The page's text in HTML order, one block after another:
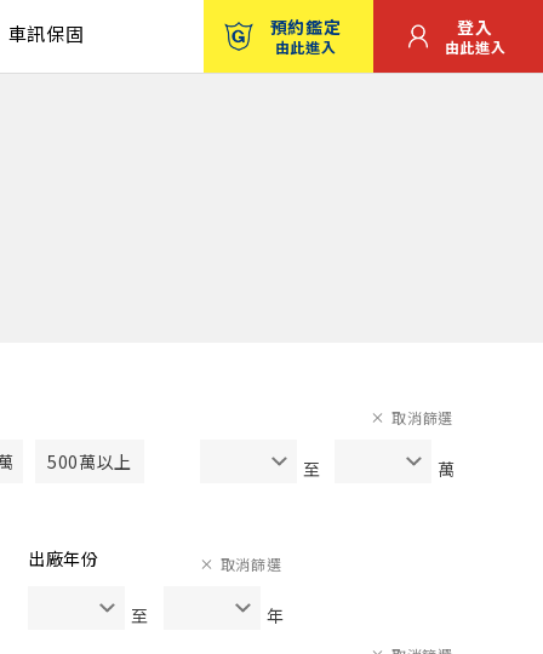
車訊保固 預約鑑定
由此進入
登入
由此進入
500萬以上 至 萬
取消篩選
出廠年份
至 年
取消篩選